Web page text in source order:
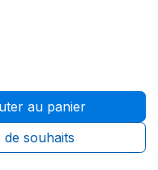
au panier
souhaits